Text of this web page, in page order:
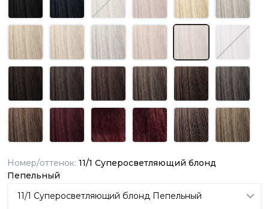
Номер/оттенок: 11/1 Суперосветляющий блонд
Пепельный